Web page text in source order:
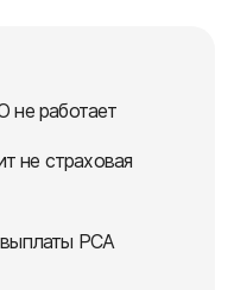
не работает
не страховая
РСА